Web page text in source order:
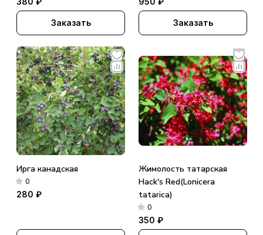
Заказать Заказать
Ирга канадская
0
280 ₽
Жимолость татарская
Hack's Red(Lonicera
tatarica)
0
350 ₽